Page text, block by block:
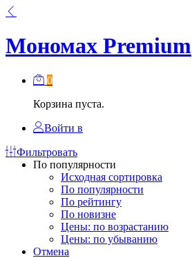
Мономах Premium
0
Корзина пуста.
Войти в
Фильтровать
По популярности
Исходная сортировка
По популярности
По рейтингу
По новизне
Цены: по возрастанию
Цены: по убыванию
Отмена